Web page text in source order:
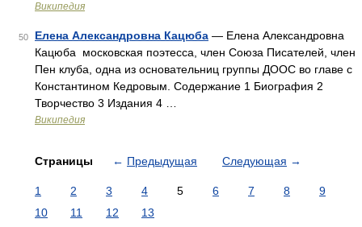
Википедия
50 Елена Александровна Кацюба — Елена Александровна
Кацюба московская поэтесса, член Союза Писателей, член
Пен клуба, одна из основательниц группы ДООС во главе с
Константином Кедровым. Содержание 1 Биография 2
Творчество 3 Издания 4 …
Википедия
Страницы ← Предыдущая Следующая →
1 2 3 4 5 6 7 8
9
10
11 12 13